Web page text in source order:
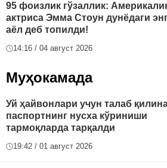
95 фоизлик гўзаллик:
актриса Эмма Стоун дунёдаги
аёл деб топилди!
14:16 / 04 август 2026
Муҳокамада
Уй ҳайвонлари учун талаб
паспортнинг нусха кўриниши
тармоқларда тарқалди
19:42 / 01 август 2026